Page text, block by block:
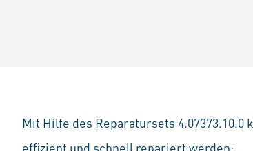
Mit Hilfe des Reparatursets
effizient und schnell repariert werden: